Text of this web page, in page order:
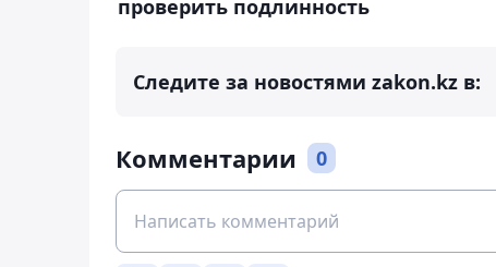
проверить подлинность
Следите за новостями zakon.kz в:
Комментарии 0